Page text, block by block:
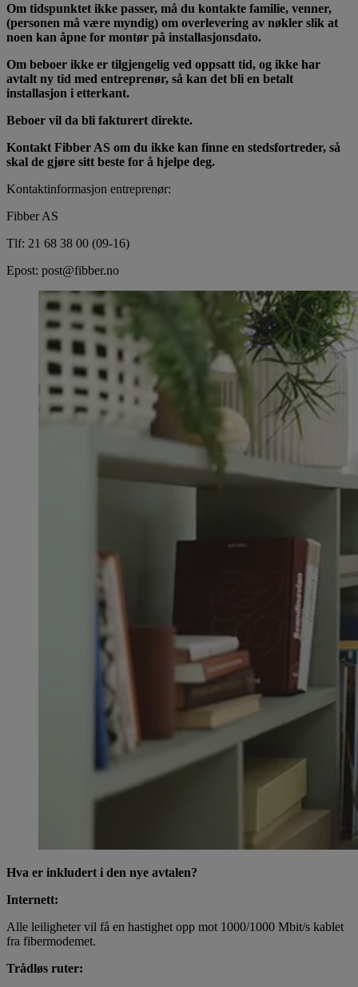
Om tidspunktet ikke passer, må du kontakte familie, venner,
(personen må være myndig) om overlevering av nøkler slik at
noen kan åpne for montør på installasjonsdato.
Om beboer ikke er tilgjengelig ved oppsatt tid, og ikke har
avtalt ny tid med entreprenør, så kan det bli en betalt
installasjon i etterkant.
Beboer vil da bli fakturert direkte.
Kontakt Fibber AS om du ikke kan finne en stedsfortreder, så
skal de gjøre sitt beste for å hjelpe deg.
Kontaktinformasjon entreprenør:
Fibber AS
Tlf: 21 68 38 00 (09-16)
Epost: post@fibber.no
Hva er inkludert i den nye avtalen?
Internett:
Alle leiligheter vil få en hastighet opp mot 1000/1000 Mbit/s kablet
fra fibermodemet.
Trådløs ruter: